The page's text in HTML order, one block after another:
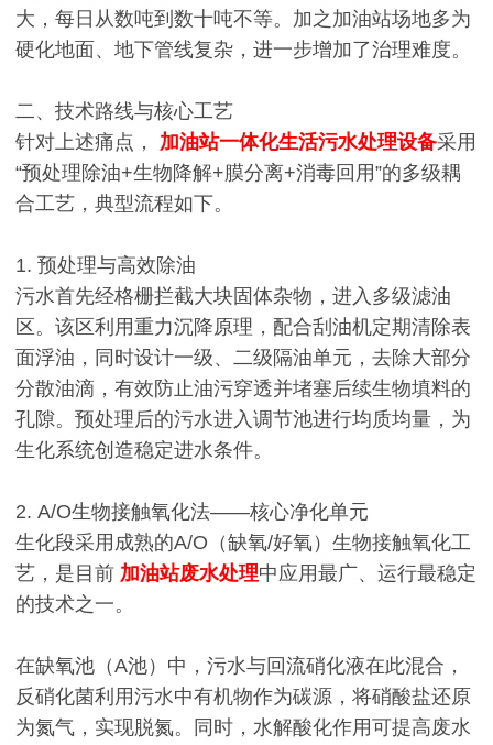
大，每日从数吨到数十吨不等。加之加油站场地多为
硬化地面、地下管线复杂，进一步增加了治理难度。
二、技术路线与核心工艺
针对上述痛点， 加油站一体化生活污水处理设备采用
“预处理除油+生物降解+膜分离+消毒回用”的多级耦
合工艺，典型流程如下。
1. 预处理与高效除油
污水首先经格栅拦截大块固体杂物，进入多级滤油
区。该区利用重力沉降原理，配合刮油机定期清除表
面浮油，同时设计一级、二级隔油单元，去除大部分
分散油滴，有效防止油污穿透并堵塞后续生物填料的
孔隙。预处理后的污水进入调节池进行均质均量，为
生化系统创造稳定进水条件。
2. A/O生物接触氧化法——核心净化单元
生化段采用成熟的A/O（缺氧/好氧）生物接触氧化工
艺，是目前 加油站废水处理中应用最广、运行最稳定
的技术之一。
在缺氧池（A池）中，污水与回流硝化液在此混合，
反硝化菌利用污水中有机物作为碳源，将硝酸盐还原
为氮气，实现脱氮。同时，水解酸化作用可提高废水